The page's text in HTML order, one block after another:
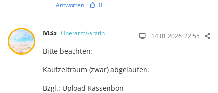
Antworten 0
M35 Oberarzt/-ärztin 14.01.2026, 22:55
Bitte beachten:
Kaufzeitraum (zwar) abgelaufen.
Bzgl.: Upload Kassenbon